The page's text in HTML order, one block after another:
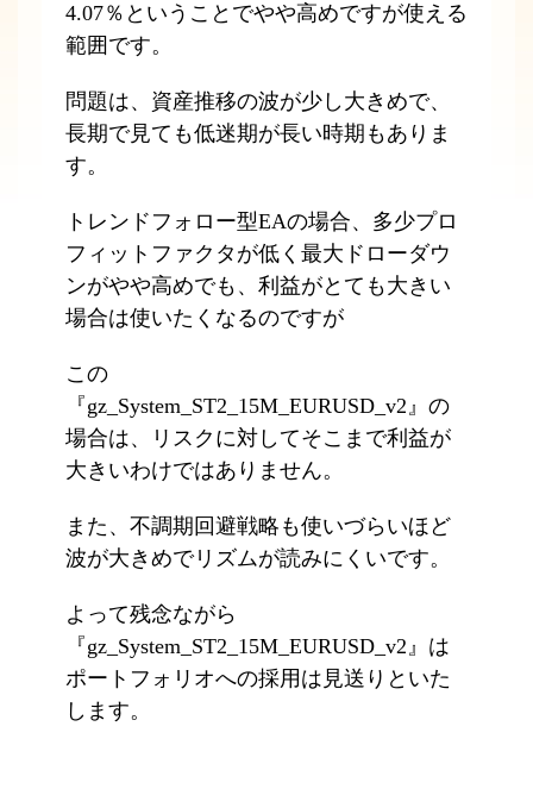
4.07％ということでやや高めですが使える
範囲です。
問題は、資産推移の波が少し大きめで、
長期で見ても低迷期が長い時期もありま
す。
トレンドフォロー型EAの場合、多少プロ
フィットファクタが低く最大ドローダウ
ンがやや高めでも、利益がとても大きい
場合は使いたくなるのですが
この
『gz_System_ST2_15M_EURUSD_v2』の
場合は、リスクに対してそこまで利益が
大きいわけではありません。
また、不調期回避戦略も使いづらいほど
波が大きめでリズムが読みにくいです。
よって残念ながら
『gz_System_ST2_15M_EURUSD_v2』は
ポートフォリオへの採用は見送りといた
します。